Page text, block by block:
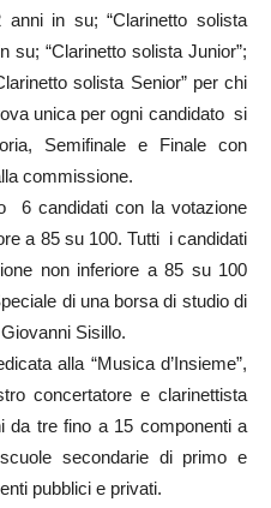
anni in su; “Clarinetto solista
su; “Clarinetto solista Junior”;
solista Senior” per chi
unica per ogni candidato si
Semifinale e Finale con
commissione.
6 candidati con la votazione
a 85 su 100. Tutti i candidati
non inferiore a 85 su 100
di una borsa di studio di
Sisillo.
alla “Musica d’Insieme”,
concertatore e clarinettista
da tre fino a 15 componenti a
secondarie di primo e
pubblici e privati.